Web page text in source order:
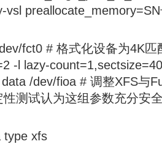
vsl
fct0 # 格式化设备为4K匹
-l lazy-
/dev/fioa # 调整XFS与
测试认为这组参数充分安
type xfs